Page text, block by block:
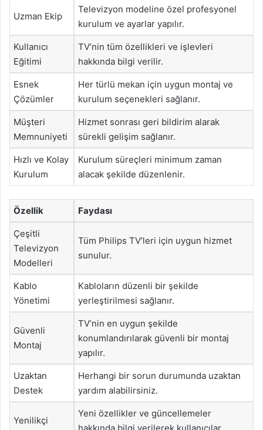
Uzman Ekip
Televizyon modeline özel profesyonel
kurulum ve ayarlar yapılır.
Kullanıcı
Eğitimi
TV’nin tüm özellikleri ve işlevleri
hakkında bilgi verilir.
Esnek
Çözümler
Her türlü mekan için uygun montaj ve
kurulum seçenekleri sağlanır.
Müşteri
Memnuniyeti
Hizmet sonrası geri bildirim alarak
sürekli gelişim sağlanır.
Hızlı ve Kolay
Kurulum
Kurulum süreçleri minimum zaman
alacak şekilde düzenlenir.
Özellik Faydası
Çeşitli
Televizyon
Modelleri
Tüm Philips TV’leri için uygun hizmet
sunulur.
Kablo
Yönetimi
Kabloların düzenli bir şekilde
yerleştirilmesi sağlanır.
Güvenli
Montaj
TV’nin en uygun şekilde
konumlandırılarak güvenli bir montaj
yapılır.
Uzaktan
Destek
Herhangi bir sorun durumunda uzaktan
yardım alabilirsiniz.
Yenilikçi
Yeni özellikler ve güncellemeler
hakkında bilgi verilerek kullanıcılar